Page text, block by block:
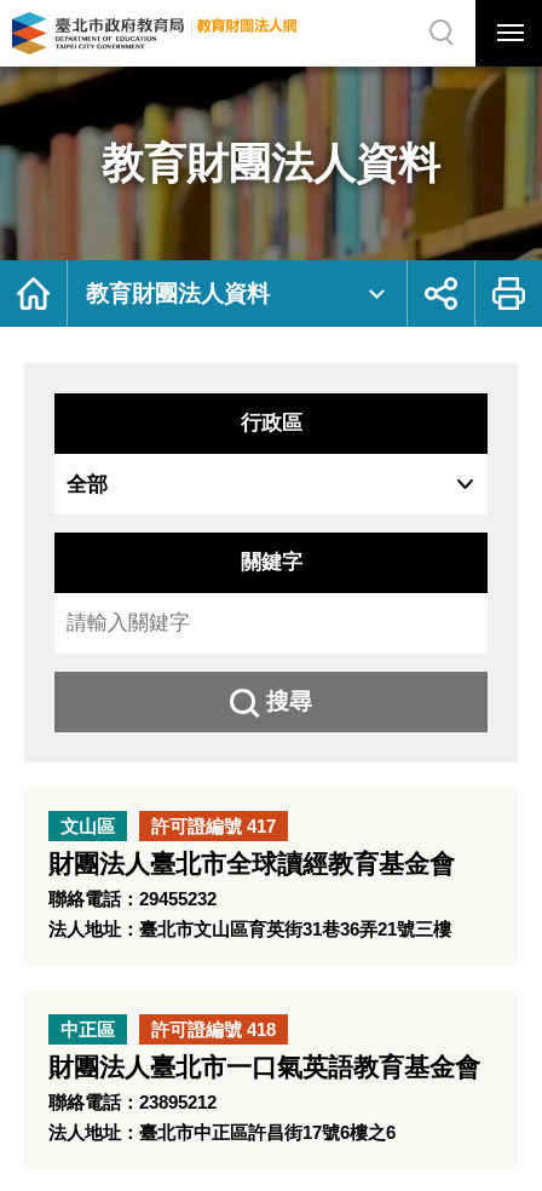
教
育
團
資
料
府
局
法
網
站
選
選
單
關
網
站
尋
教育財團法人資料
首
教育財團法人資料
展
鈕
列
行政區
關鍵字
搜尋
文山區 許可證編號 417
財團法人臺北市全球讀經教育基金會
聯絡電話：29455232
法人地址：臺北市文山區育英街31巷36弄21號三樓
中正區 許可證編號 418
財團法人臺北市一口氣英語教育基金會
聯絡電話：23895212
法人地址：臺北市中正區許昌街17號6樓之6